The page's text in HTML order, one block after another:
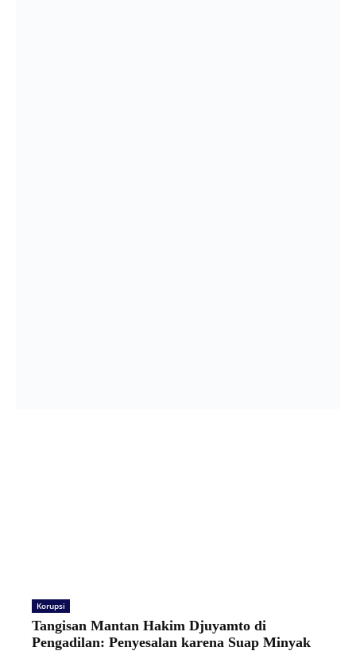
Korupsi
Tangisan Mantan Hakim Djuyamto di
Pengadilan: Penyesalan karena Suap Minyak